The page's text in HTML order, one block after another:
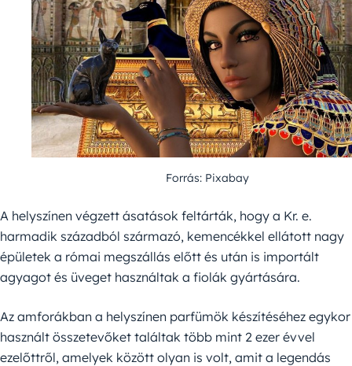
Forrás: Pixabay
A helyszínen végzett ásatások feltárták, hogy a Kr. e.
harmadik századból származó, kemencékkel ellátott nagy
épületek a római megszállás előtt és után is importált
agyagot és üveget használtak a fiolák gyártására.
Az amforákban a helyszínen parfümök készítéséhez egykor
használt összetevőket találtak több mint 2 ezer évvel
ezelőttről, amelyek között olyan is volt, amit a legendás